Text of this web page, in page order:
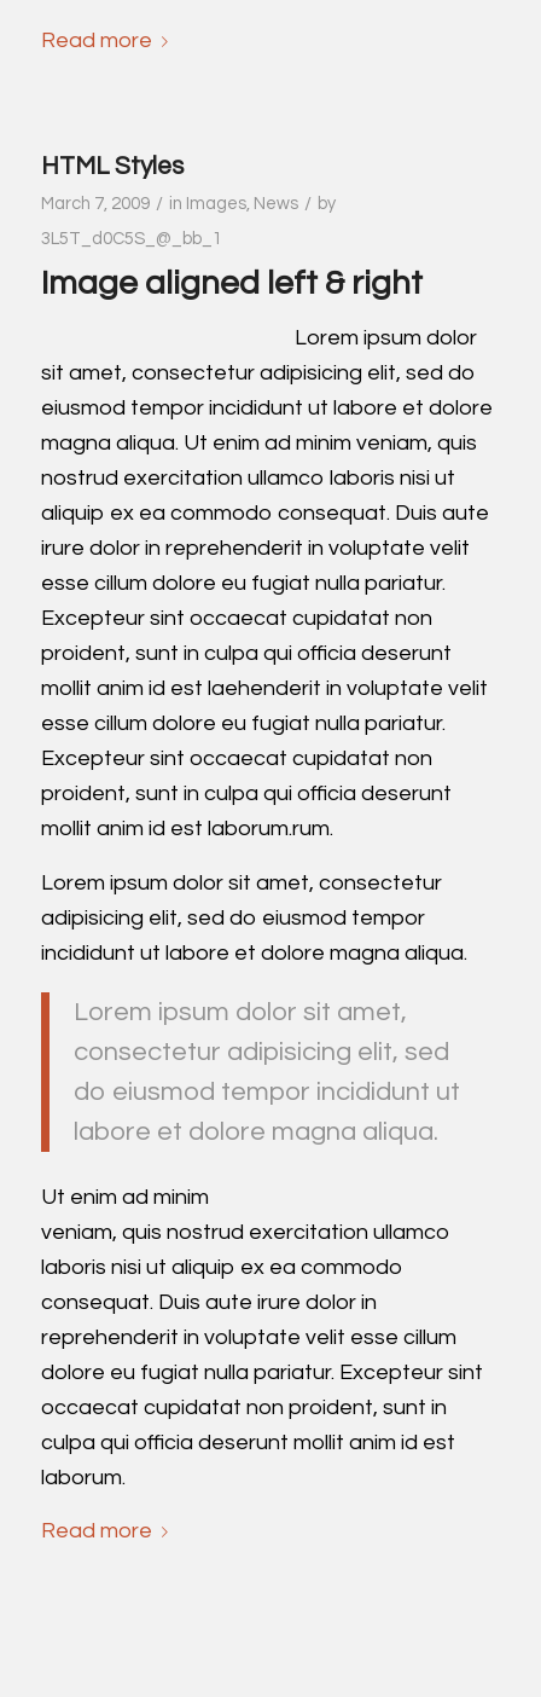
Read more
HTML Styles
March 7, 2009 / in Images, News / by
3L5T_d0C5S_@_bb_1
Image aligned left & right
Lorem ipsum dolor
sit amet, consectetur adipisicing elit, sed do
eiusmod tempor incididunt ut labore et dolore
magna aliqua. Ut enim ad minim veniam, quis
nostrud exercitation ullamco laboris nisi ut
aliquip ex ea commodo consequat. Duis aute
irure dolor in reprehenderit in voluptate velit
esse cillum dolore eu fugiat nulla pariatur.
Excepteur sint occaecat cupidatat non
proident, sunt in culpa qui officia deserunt
mollit anim id est laehenderit in voluptate velit
esse cillum dolore eu fugiat nulla pariatur.
Excepteur sint occaecat cupidatat non
proident, sunt in culpa qui officia deserunt
mollit anim id est laborum.rum.
Lorem ipsum dolor sit amet, consectetur
adipisicing elit, sed do eiusmod tempor
incididunt ut labore et dolore magna aliqua.
Lorem ipsum dolor sit amet,
consectetur adipisicing elit, sed
do eiusmod tempor incididunt ut
labore et dolore magna aliqua.
Ut enim ad minim
veniam, quis nostrud exercitation ullamco
laboris nisi ut aliquip ex ea commodo
consequat. Duis aute irure dolor in
reprehenderit in voluptate velit esse cillum
dolore eu fugiat nulla pariatur. Excepteur sint
occaecat cupidatat non proident, sunt in
culpa qui officia deserunt mollit anim id est
laborum.
Read more